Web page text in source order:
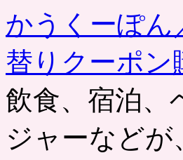
かうくーぽん
替りクーポン
飲食、宿泊、
ジャーなど